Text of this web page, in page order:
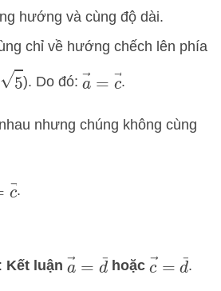
hướng và cùng độ dài.
chỉ về hướng chếch lên phía
25). Do đó: a → =c.
nhưng chúng không cùng
=c.
Kết luận a → =d→
hoặcc → =d.